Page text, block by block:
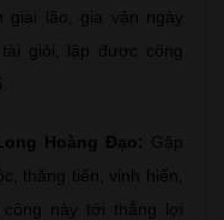
giai lão, gia vận ngày
giỏi, lập được công
Hoàng Đạo: Gặp
thăng tiến, vinh hiển,
này tới thắng lợi